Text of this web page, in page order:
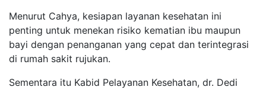
Menurut Cahya, kesiapan layanan kesehatan ini
penting untuk menekan risiko kematian ibu maupun
bayi dengan penanganan yang cepat dan terintegrasi
di rumah sakit rujukan.
Sementara itu Kabid Pelayanan Kesehatan, dr. Dedi